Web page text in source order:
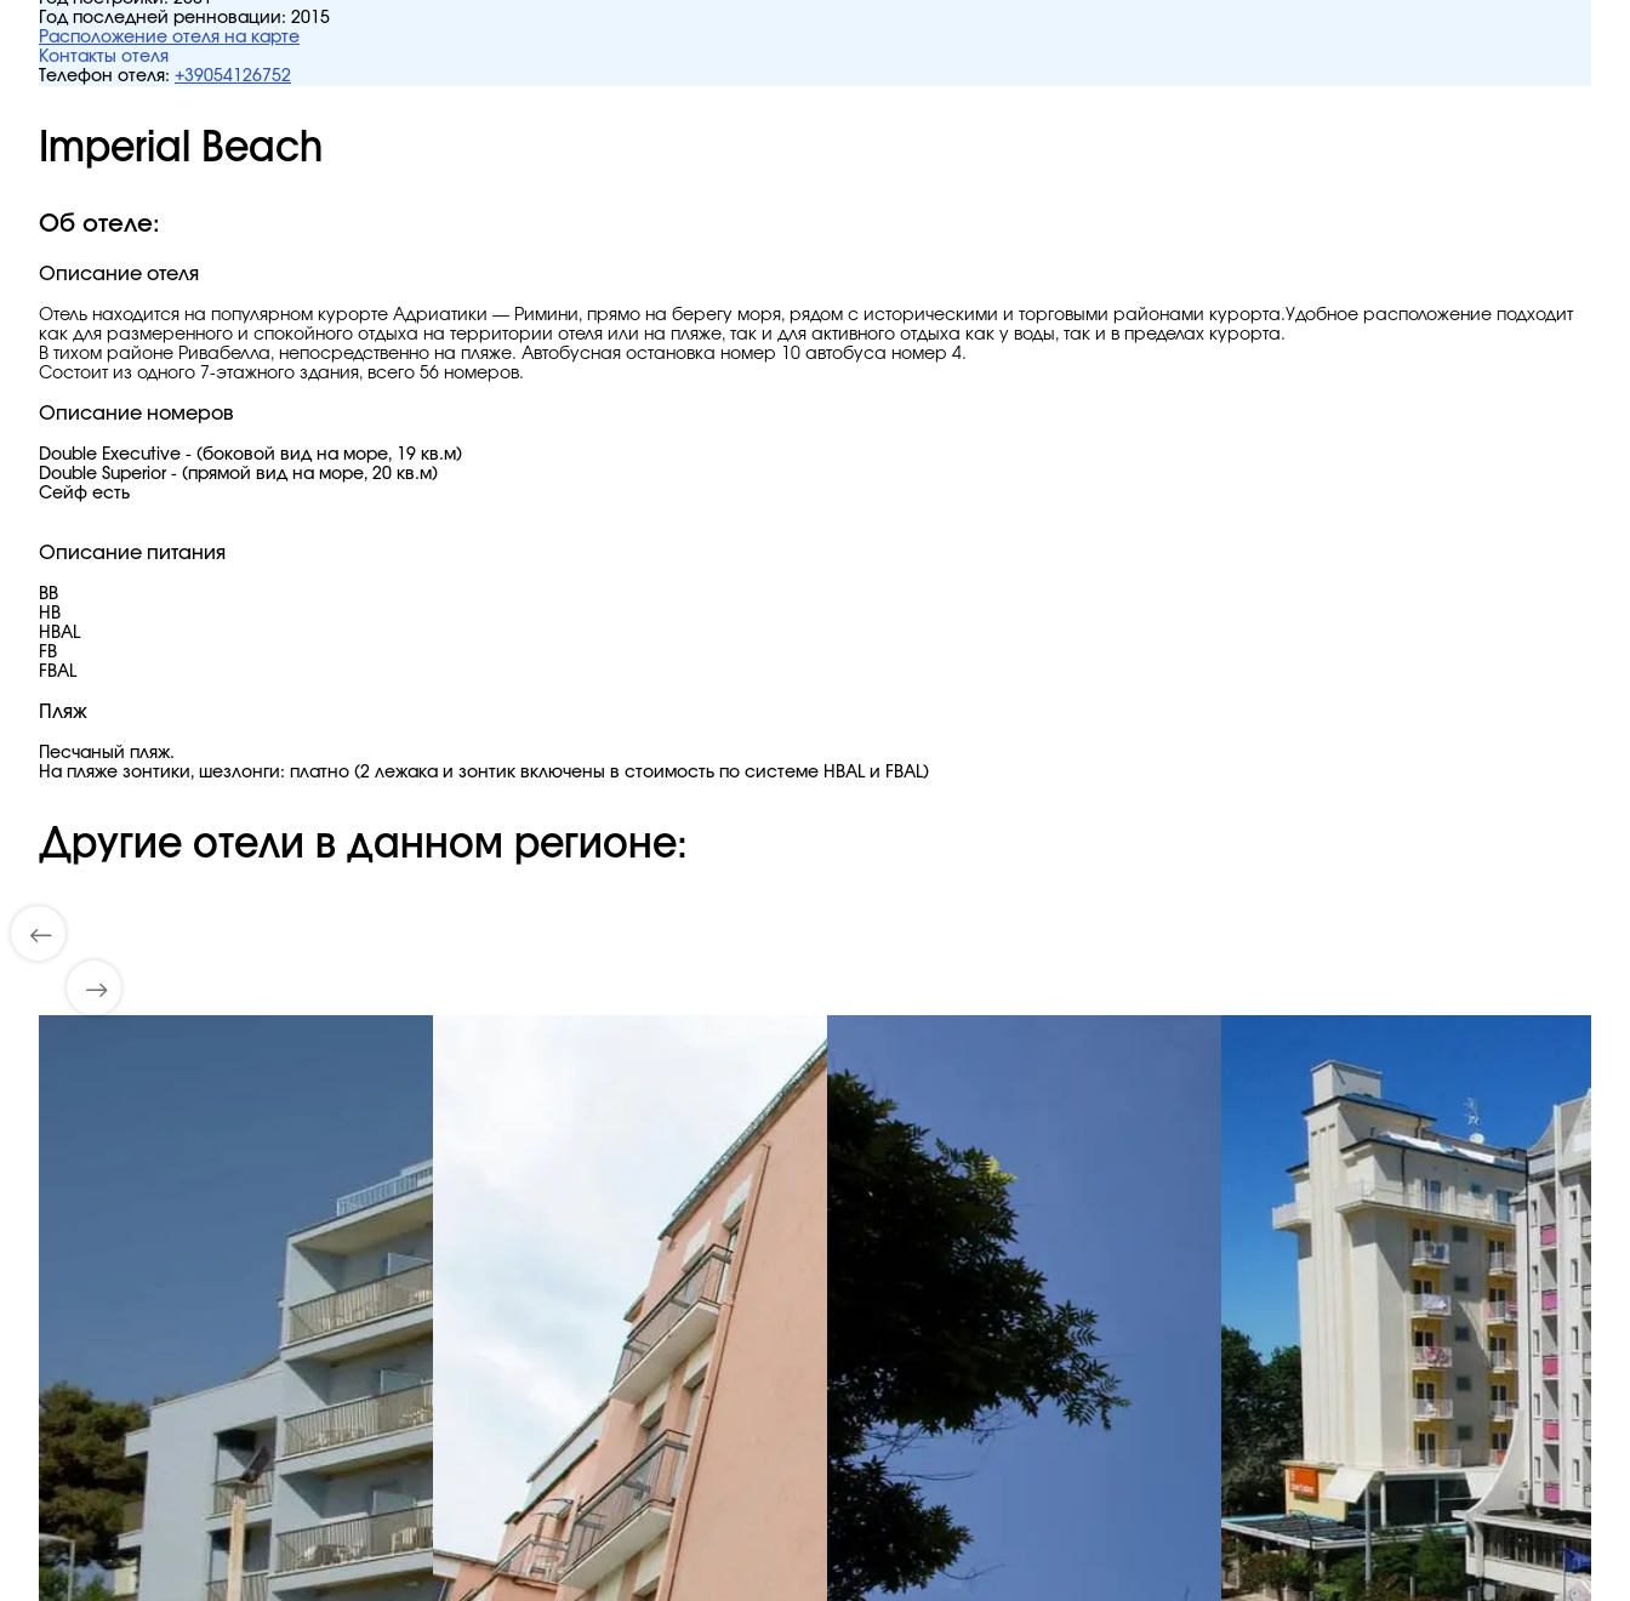
Год последней ренновации: 2015
Расположение отеля на карте
Контакты отеля
Телефон отеля: +39054126752
Imperial Beach
Об отеле:
Описание отеля
Отель находится на популярном курорте Адриатики — Римини, прямо на берегу моря, рядом с историческими и торговыми районами курорта.Удобное расположение подходит
как для размеренного и спокойного отдыха на территории отеля или на пляже, так и для активного отдыха как у воды, так и в пределах курорта.
В тихом районе Ривабелла, непосредственно на пляже. Автобусная остановка номер 10 автобуса номер 4.
Cостоит из одного 7-этажного здания, всего 56 номеров.
Описание номеров
Double Executive - (боковой вид на море, 19 кв.м)
Double Superior - (прямой вид на море, 20 кв.м)
Сейф есть
Описание питания
BB
HB
HBAL
FB
FBAL
Пляж
Песчаный пляж.
На пляже зонтики, шезлонги: платно (2 лежака и зонтик включены в стоимость по системе HBAL и FBAL)
Другие отели в данном регионе: